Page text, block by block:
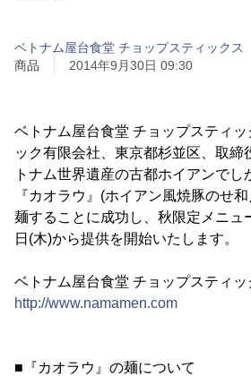
ベトナム屋台食堂 チョップスティックス
商品
2014年9月30日 09:30
ベトナム屋台食堂 チョップスティ
ック有限会社、東京都杉並区、取締
トナム世界遺産の古都ホイアンで
『カオラウ』(ホイアン風焼豚のせ
麺することに成功し、秋限定メニュ
日(木)から提供を開始いたします。
ベトナム屋台食堂 チョップスティッ
http://www.namamen.com
■『カオラウ』の麺について